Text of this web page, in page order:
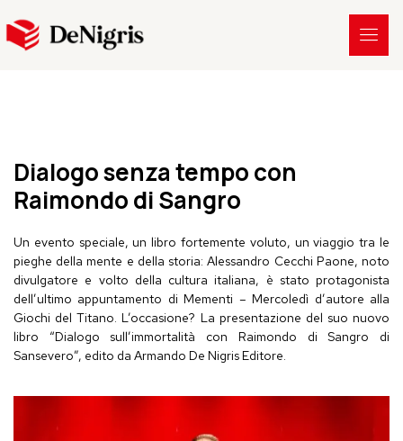
Dialogo senza tempo con
Raimondo di Sangro
Un evento speciale, un libro fortemente voluto, un viaggio tra le
pieghe della mente e della storia: Alessandro Cecchi Paone, noto
divulgatore e volto della cultura italiana, è stato protagonista
dell’ultimo appuntamento diMementi – Mercoledì d’autore alla
Giochi del Titano. L’occasione? La presentazione del suo nuovo
libro “Dialogo sull’immortalità con Raimondo di Sangro di
Sansevero”, edito da Armando De Nigris Editore.